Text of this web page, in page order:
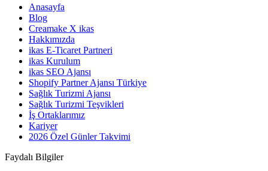
Anasayfa
Blog
Creamake X ikas
Hakkımızda
ikas E-Ticaret Partneri
ikas Kurulum
ikas SEO Ajansı
Shopify Partner Ajansı Türkiye
Sağlık Turizmi Ajansı
Sağlık Turizmi Teşvikleri
İş Ortaklarımız
Kariyer
2026 Özel Günler Takvimi
Faydalı Bilgiler